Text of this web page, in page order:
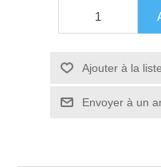
Ajouter à la
Envoyer à un